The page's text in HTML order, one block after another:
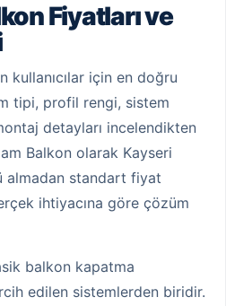
Fiyatları ve
kullanıcılar için en doğru
tipi, profil rengi, sistem
detayları incelendikten
Balkon olarak Kayseri
almadan standart fiyat
ihtiyacına göre çözüm
balkon kapatma
edilen sistemlerden biridir.